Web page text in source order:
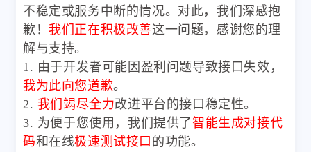
不稳定或服务中断的情况。对此，我们深感抱
歉！ 我们正在积极改善这一问题，感谢您的理
解与支持。
1. 由于开发者可能因盈利问题导致接口失效，
我为此向您道歉。
2. 我们竭尽全力改进平台的接口稳定性。
3. 为便于您使用，我们提供了智能生成对接代
码和在线极速测试接口 的功能。